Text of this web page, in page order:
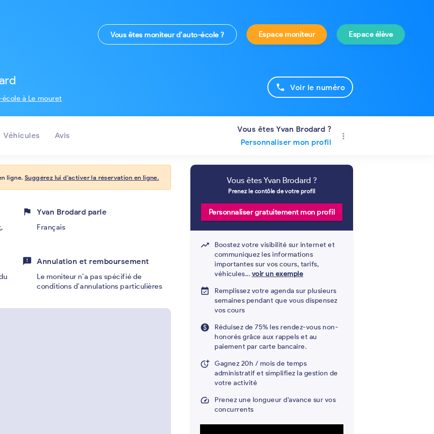
Vous êtes moniteur d'auto-école ? Espace moniteur Espace élève
à Le mouret
phone Voir le numéro
Véhicules Avis
Vous êtes Yvan Brodard ?
Personnaliser mon profil
more_vert
ligne. Suggérez lui d'activer la réservation en ligne.
flag Yvan Brodard parle
Français
feedback Annulation et remboursement
Le moniteur n'a pas spécifié de
conditions d'annulations particulières
Vous êtes Yvan Brodard ?
Prenez le contôle de votre profil
Personnaliser gratuitement mon profil
trending_up
Boostez votre visibilité sur internet et
communiquez les informations
importantes sur vos cours, tarifs,
véhicules... voir un exemple
event_available
Remplissez votre agenda sur plusieurs
semaines pendant que vous dispensez
vos cours
paid
Réduisez de 75% les rendez-vous non-
honorés grâce aux rappels et au
paiement par carte bancaire.
more_time Gagnez 20h / mois de temps
administratif et simplifiez la gestion de
votre activité
speed
Prenez une longueur d'avance sur vos
concurrents